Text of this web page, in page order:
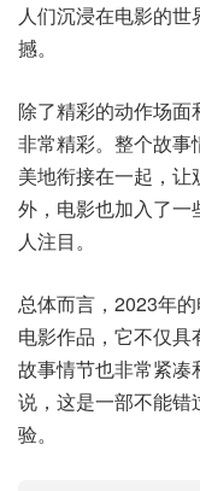
人们沉浸在电影的
撼。
除了精彩的动作场
非常精彩。整个故
美地衔接在一起，
外，电影也加入了一
人注目。
总体而言，2023年
电影作品，它不仅具
故事情节也非常紧
说，这是一部不能
验。